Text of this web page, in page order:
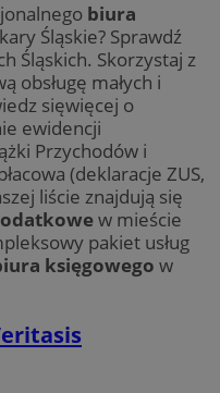
biura
Śląskie? Sprawdź
Śląskich. Skorzystaj z
obsługę małych i
sięwięcej o
ewidencji
Przychodów i
(deklaracje ZUS,
liście znajdują się
w mieście
pakiet usług
księgowego w